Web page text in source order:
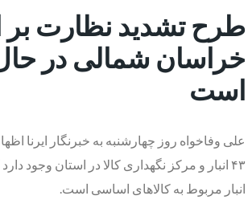
طرح تشدید نظارت بر
خراسان شمالی در
است
انبار مربوط به کالاهای اساسی است.